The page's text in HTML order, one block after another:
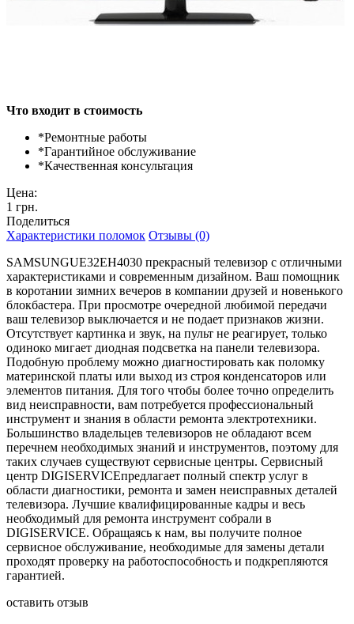
Что входит в стоимость
*Ремонтные работы
*Гарантийное обслуживание
*Качественная консультация
Цена:
1 грн.
Поделиться
Характеристики поломок Отзывы (0)
SAMSUNGUE32EH4030 прекрасный телевизор с отличными
характеристиками и современным дизайном. Ваш помощник
в коротании зимних вечеров в компании друзей и новенького
блокбастера. При просмотре очередной любимой передачи
ваш телевизор выключается и не подает признаков жизни.
Отсутствует картинка и звук, на пульт не реагирует, только
одиноко мигает диодная подсветка на панели телевизора.
Подобную проблему можно диагностировать как поломку
материнской платы или выход из строя конденсаторов или
элементов питания. Для того чтобы более точно определить
вид неисправности, вам потребуется профессиональный
инструмент и знания в области ремонта электротехники.
Большинство владельцев телевизоров не обладают всем
перечнем необходимых знаний и инструментов, поэтому для
таких случаев существуют сервисные центры. Сервисный
центр DIGISERVICEпредлагает полный спектр услуг в
области диагностики, ремонта и замен неисправных деталей
телевизора. Лучшие квалифицированные кадры и весь
необходимый для ремонта инструмент собрали в
DIGISERVICE. Обращаясь к нам, вы получите полное
сервисное обслуживание, необходимые для замены детали
проходят проверку на работоспособность и подкрепляются
гарантией.
оставить отзыв